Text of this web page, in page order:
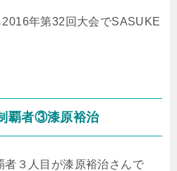
年第32回大会でSASUKE
覇者③漆原裕治
３人目が漆原裕治さんで